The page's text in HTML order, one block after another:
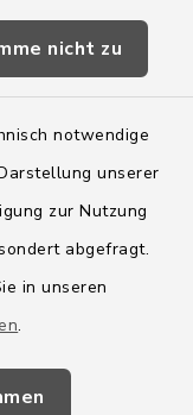
nicht zu
notwendige
unserer
zur Nutzung
abgefragt.
in unseren
.